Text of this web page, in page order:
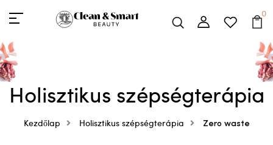
0
Holisztikus szépségterápia
Kezdőlap Holisztikus szépségterápia Zero waste